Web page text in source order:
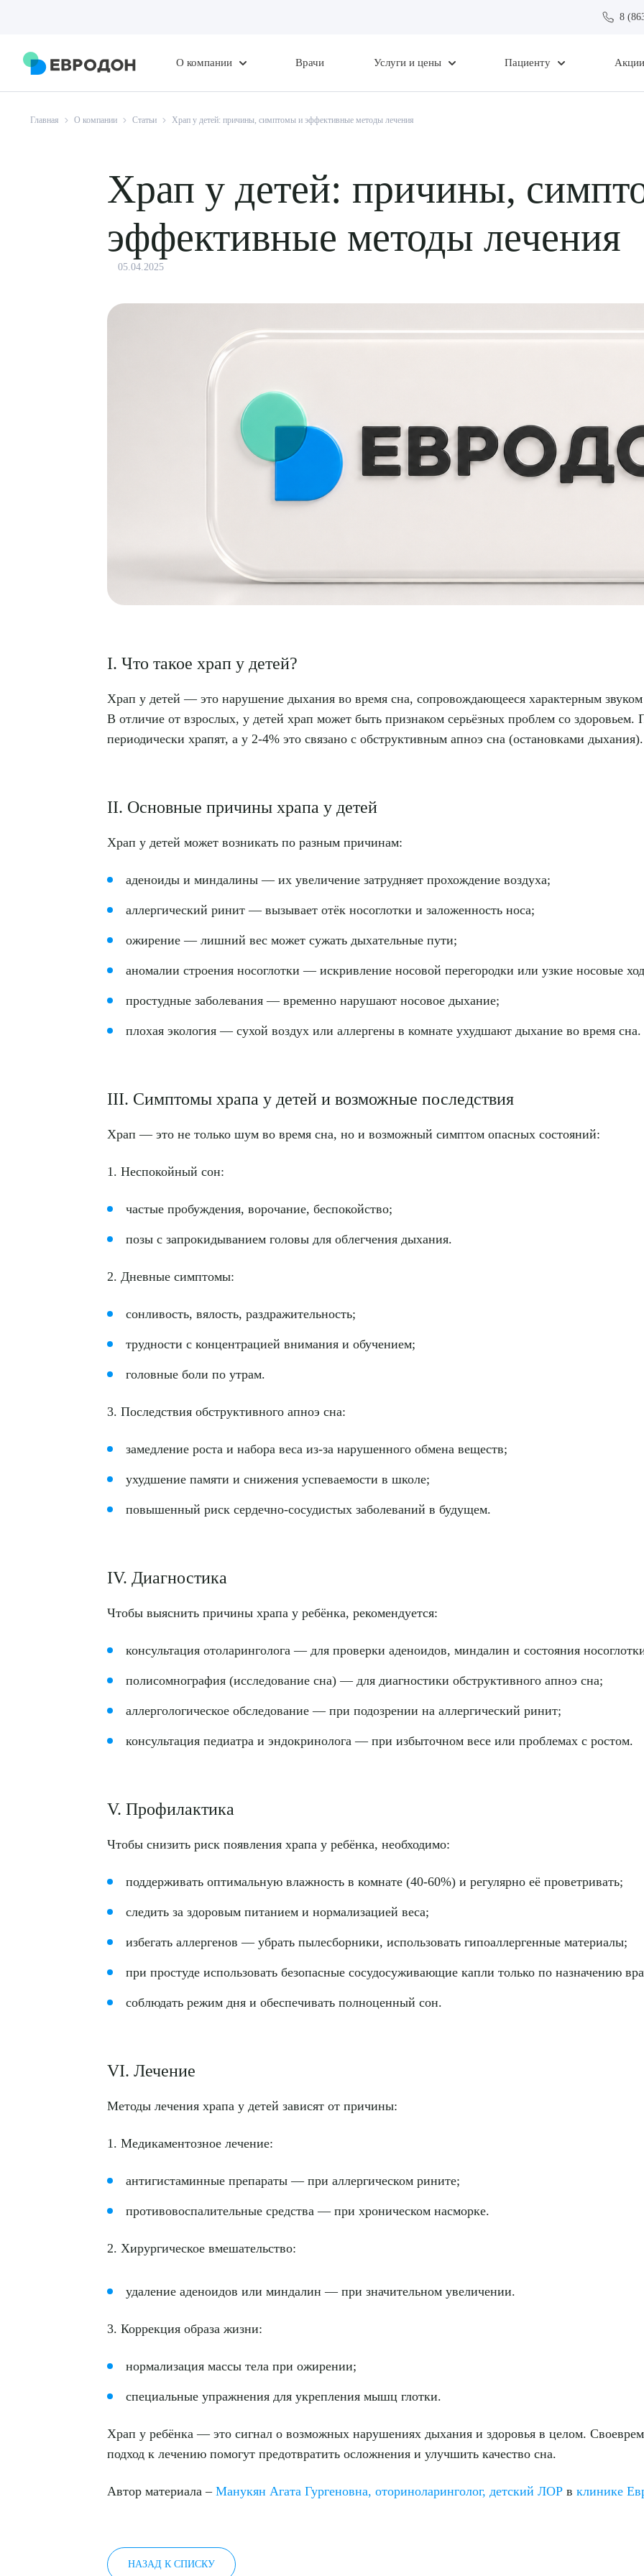
8
О компании Врачи Услуги и цены Пациенту Акции
Главная О компании Статьи Храп у детей: причины, симптомы и эффективные методы лечения
Храп у детей: причины,
эффективные методы лечения
05.04.2025
I. Что такое храп у детей?
Храп у детей — это нарушение дыхания во время сна, сопровождающееся характерным звуком
В отличие от взрослых, у детей храп может быть признаком серьёзных проблем со здоровьем.
периодически храпят, а у 2-4% это связано с обструктивным апноэ сна (остановками дыхания).
II. Основные причины храпа у детей
Храп у детей может возникать по разным причинам:
аденоиды и миндалины — их увеличение затрудняет прохождение воздуха;
аллергический ринит — вызывает отёк носоглотки и заложенность носа;
ожирение — лишний вес может сужать дыхательные пути;
аномалии строения носоглотки — искривление носовой перегородки или узкие носовые
простудные заболевания — временно нарушают носовое дыхание;
плохая экология — сухой воздух или аллергены в комнате ухудшают дыхание во время сна.
III. Симптомы храпа у детей и возможные последствия
Храп — это не только шум во время сна, но и возможный симптом опасных состояний:
1. Неспокойный сон:
частые пробуждения, ворочание, беспокойство;
позы с запрокидыванием головы для облегчения дыхания.
2. Дневные симптомы:
сонливость, вялость, раздражительность;
трудности с концентрацией внимания и обучением;
головные боли по утрам.
3. Последствия обструктивного апноэ сна:
замедление роста и набора веса из-за нарушенного обмена веществ;
ухудшение памяти и снижения успеваемости в школе;
повышенный риск сердечно-сосудистых заболеваний в будущем.
IV. Диагностика
Чтобы выяснить причины храпа у ребёнка, рекомендуется:
консультация отоларинголога — для проверки аденоидов, миндалин и состояния
полисомнография (исследование сна) — для диагностики обструктивного апноэ сна;
аллергологическое обследование — при подозрении на аллергический ринит;
консультация педиатра и эндокринолога — при избыточном весе или проблемах с ростом.
V. Профилактика
Чтобы снизить риск появления храпа у ребёнка, необходимо:
поддерживать оптимальную влажность в комнате (40-60%) и регулярно её проветривать;
следить за здоровым питанием и нормализацией веса;
избегать аллергенов — убрать пылесборники, использовать гипоаллергенные материалы;
при простуде использовать безопасные сосудосуживающие капли только по назначению
соблюдать режим дня и обеспечивать полноценный сон.
VI. Лечение
Методы лечения храпа у детей зависят от причины:
1. Медикаментозное лечение:
антигистаминные препараты — при аллергическом рините;
противовоспалительные средства — при хроническом насморке.
2. Хирургическое вмешательство:
удаление аденоидов или миндалин — при значительном увеличении.
3. Коррекция образа жизни:
нормализация массы тела при ожирении;
специальные упражнения для укрепления мышц глотки.
Храп у ребёнка — это сигнал о возможных нарушениях дыхания и здоровья в целом.
подход к лечению помогут предотвратить осложнения и улучшить качество сна.
Автор материала – Манукян Агата Гургеновна, оториноларинголог, детский ЛОР в клинике
НАЗАД К СПИСКУ
Выберите сопутствующую услугу